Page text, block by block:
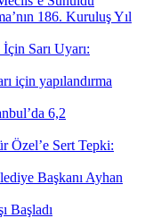
186. Kuruluş Yıl
Sarı Uyarı:
için yapılandırma
6,2
Özel’e Sert Tepki:
Başkanı Ayhan
Başladı